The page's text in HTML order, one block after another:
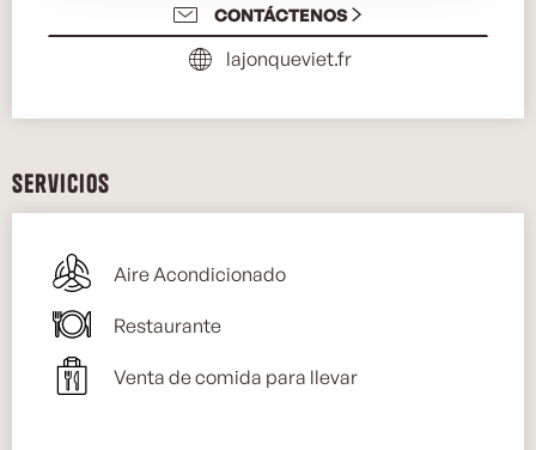
CONTÁCTENOS
lajonqueviet.fr
Servicios
Aire Acondicionado
Restaurante
Venta de comida para llevar